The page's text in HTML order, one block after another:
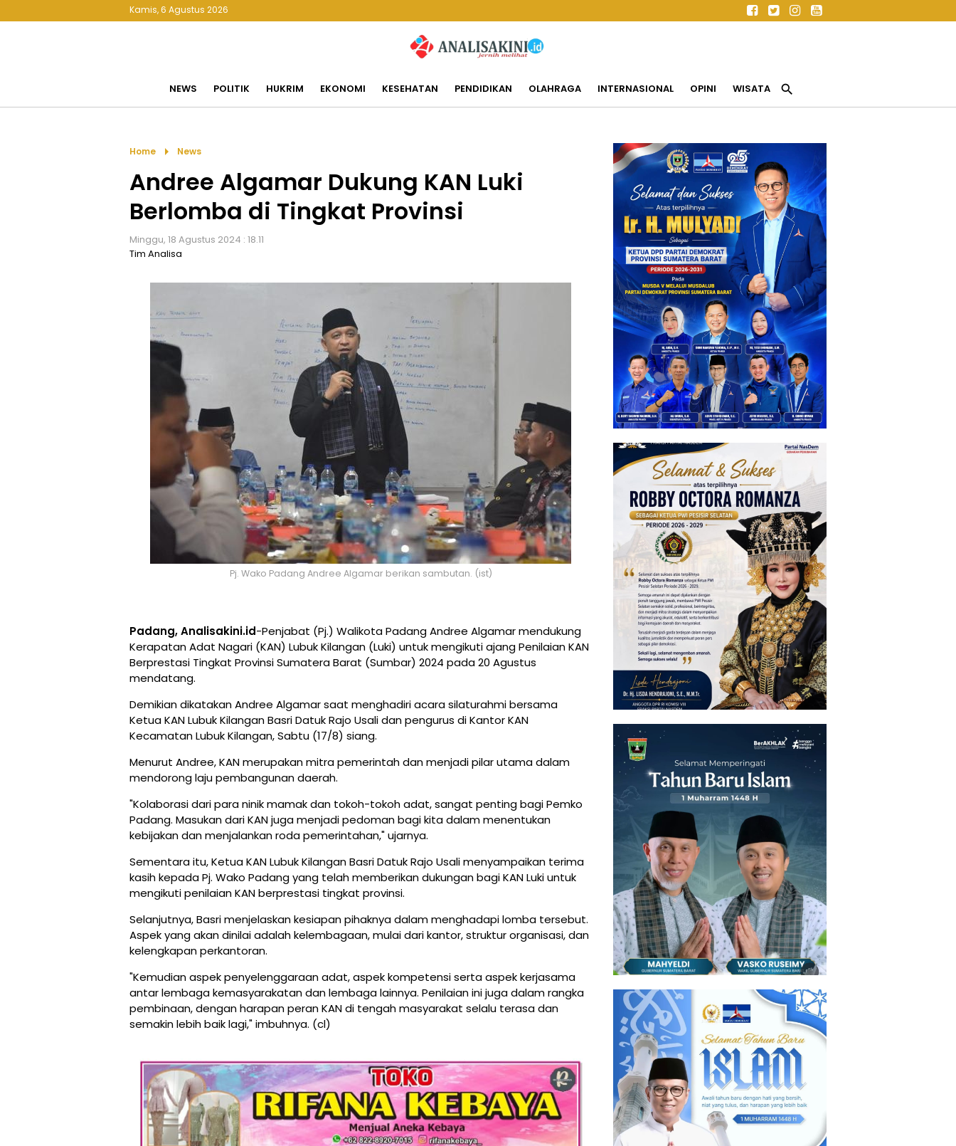
Kamis, 6 Agustus 2026
NEWS POLITIK HUKRIM EKONOMI KESEHATAN PENDIDIKAN OLAHRAGA INTERNASIONAL OPINI WISATA search
Home arrow_right News
Andree Algamar Dukung KAN Luki
Berlomba di Tingkat Provinsi
Minggu, 18 Agustus 2024 : 18.11
Tim Analisa
Pj. Wako Padang Andree Algamar berikan sambutan. (ist)
Padang, Analisakini.id-Penjabat (Pj.) Walikota Padang Andree Algamar mendukung
Kerapatan Adat Nagari (KAN) Lubuk Kilangan (Luki) untuk mengikuti ajang Penilaian KAN
Berprestasi Tingkat Provinsi Sumatera Barat (Sumbar) 2024 pada 20 Agustus
mendatang.
Demikian dikatakan Andree Algamar saat menghadiri acara silaturahmi bersama
Ketua KAN Lubuk Kilangan Basri Datuk Rajo Usali dan pengurus di Kantor KAN
Kecamatan Lubuk Kilangan, Sabtu (17/8) siang.
Menurut Andree, KAN merupakan mitra pemerintah dan menjadi pilar utama dalam
mendorong laju pembangunan daerah.
"Kolaborasi dari para ninik mamak dan tokoh-tokoh adat, sangat penting bagi Pemko
Padang. Masukan dari KAN juga menjadi pedoman bagi kita dalam menentukan
kebijakan dan menjalankan roda pemerintahan," ujarnya.
Sementara itu, Ketua KAN Lubuk Kilangan Basri Datuk Rajo Usali menyampaikan terima
kasih kepada Pj. Wako Padang yang telah memberikan dukungan bagi KAN Luki untuk
mengikuti penilaian KAN berprestasi tingkat provinsi.
Selanjutnya, Basri menjelaskan kesiapan pihaknya dalam menghadapi lomba tersebut.
Aspek yang akan dinilai adalah kelembagaan, mulai dari kantor, struktur organisasi, dan
kelengkapan perkantoran.
"Kemudian aspek penyelenggaraan adat, aspek kompetensi serta aspek kerjasama
antar lembaga kemasyarakatan dan lembaga lainnya. Penilaian ini juga dalam rangka
pembinaan, dengan harapan peran KAN di tengah masyarakat selalu terasa dan
semakin lebih baik lagi," imbuhnya. (cl)